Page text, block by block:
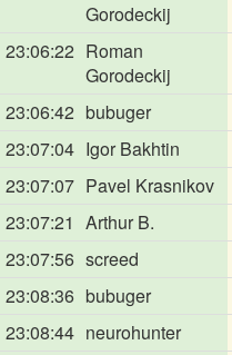
Gorodeckij
23:06:22 Roman
Gorodeckij
23:06:42 bubuger
23:07:04 Igor Bakhtin
23:07:07 Pavel Krasnikov
23:07:21 Arthur B.
23:07:56 screed
23:08:36 bubuger
23:08:44 neurohunter